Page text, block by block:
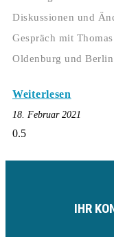
Diskussionen und
Gespräch mit
Oldenburg und
Weiterlesen
18. Februar 2021
IHR